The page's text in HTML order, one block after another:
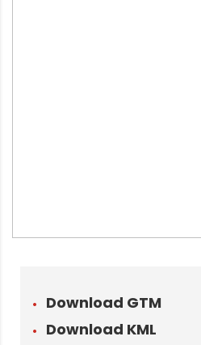
Download GTM
Download KML